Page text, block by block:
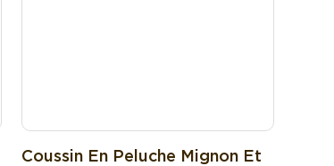
Coussin En Peluche Mignon Et